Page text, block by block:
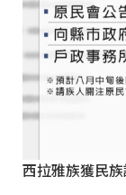
西拉雅族獲民